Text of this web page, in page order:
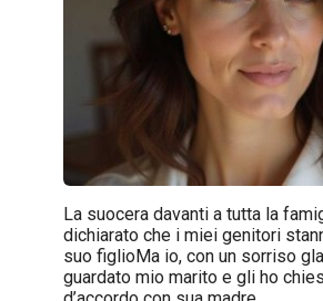
La suocera davanti a tutta la
dichiarato che i miei genitori
suo figlioMa io, con un sorriso
guardato mio marito e gli ho